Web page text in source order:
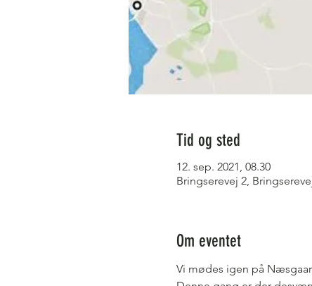
Tid og sted
12. sep. 2021, 08.30
Bringserevej 2,
Om eventet
Vi mødes igen på